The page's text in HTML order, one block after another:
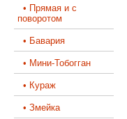
• Прямая и с
поворотом
• Бавария
• Мини-Тобогган
• Кураж
• Змейка